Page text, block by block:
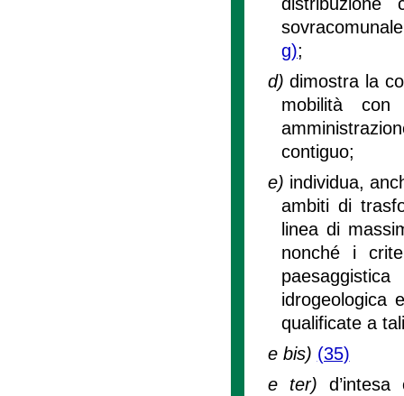
g);
d)dimostra la
mobilità con
contiguo;
e) individua,
ambiti di
linea di
nonché i
idrogeologica
qualificate a
e bis) (35)
e ter)